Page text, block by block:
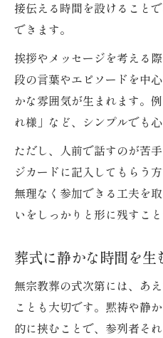
接伝える時間を設けること
できます。
挨拶やメッセージを考える
段の言葉やエピソードを中
かな雰囲気が生まれます。
れ様」など、シンプルでも
ただし、人前で話すのが苦
ジカードに記入してもらう
無理なく参加できる工夫を
いをしっかりと形に残すこと
葬式に静かな時間を
無宗教葬の式次第には、あ
ことも大切です。黙祷や静
的に挟むことで、参列者そ